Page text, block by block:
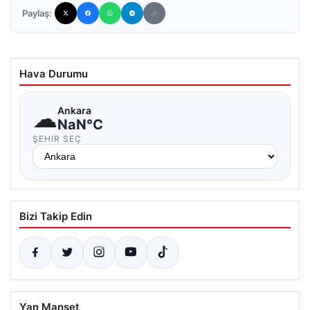
Paylaş:
Hava Durumu
☁Ankara
NaN°C
ŞEHIR SEÇ
Bizi Takip Edin
Yan Manşet